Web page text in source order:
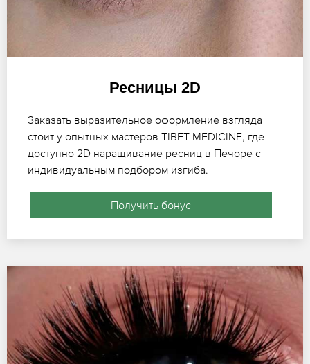
Ресницы 2D
Заказать выразительное оформление взгляда
стоит у опытных мастеров TIBET-MEDICINE, где
доступно 2D наращивание ресниц в Печоре с
индивидуальным подбором изгиба.
Получить бонус